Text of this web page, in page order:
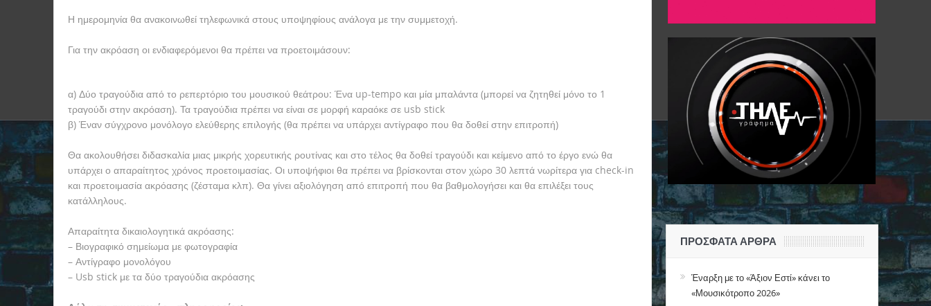
Η ημερομηνία θα ανακοινωθεί τηλεφωνικά στους υποψηφίους ανάλογα με την συμμετοχή.
Για την ακρόαση οι ενδιαφερόμενοι θα πρέπει να προετοιμάσουν:
α) Δύο τραγούδια από το ρεπερτόριο του μουσικού θεάτρου: Ένα up-tempo και μία μπαλάντα (μπορεί να ζητηθεί μόνο το 1
τραγούδι στην ακρόαση). Τα τραγούδια πρέπει να είναι σε μορφή καραόκε σε usb stick
β) Έναν σύγχρονο μονόλογο ελεύθερης επιλογής (θα πρέπει να υπάρχει αντίγραφο που θα δοθεί στην επιτροπή)
Θα ακολουθήσει διδασκαλία μιας μικρής χορευτικής ρουτίνας και στο τέλος θα δοθεί τραγούδι και κείμενο από το έργο ενώ θα
υπάρχει ο απαραίτητος χρόνος προετοιμασίας. Οι υποψήφιοι θα πρέπει να βρίσκονται στον χώρο 30 λεπτά νωρίτερα για check-in
και προετοιμασία ακρόασης (ζέσταμα κλπ). Θα γίνει αξιολόγηση από επιτροπή που θα βαθμολογήσει και θα επιλέξει τους
κατάλληλους.
Απαραίτητα δικαιολογητικά ακρόασης:
– Βιογραφικό σημείωμα με φωτογραφία
– Αντίγραφο μονολόγου
– Usb stick με τα δύο τραγούδια ακρόασης
ΠΡΌΣΦΑΤΑ ΆΡΘΡΑ
Έναρξη με το «Άξιον Εστί» κάνει το
«Μουσικότροπο 2026»